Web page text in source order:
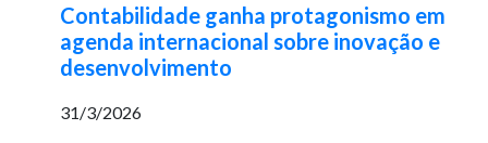
Contabilidade ganha protagonismo em
agenda internacional sobre inovação e
desenvolvimento
31/3/2026